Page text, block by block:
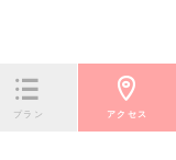
プラン アクセス